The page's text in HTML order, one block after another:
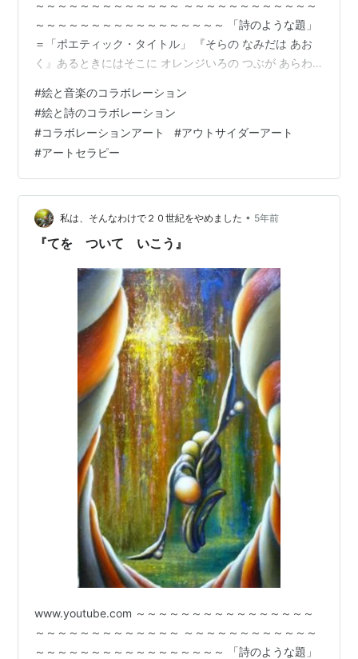
～～～～～～～～～～～～～ ～～～～～～～～～～～～
～～～～～～～～～～～～～～～～～ 「詩のような題」
＝「ポエティック・タイトル」 『そらの なみだは あお
く』あるときにはそこに オレンジいろの つぶが あらわ
はそんな ことも あるの かもしれない ひとが かなしめば
そらが ないてそらが ブルーの なみだを ながせばひとは
かなしみを ふかめる そして この せかい ぜんたいが かな
しみに そまった その ときにはきっと ブルーの あめの な
かに オレンジいろの つぶ…
#絵と音楽のコラボレーション
#絵と詩のコラボレーション
#コラボレーションアート #アウトサイダーアート
#アートセラピー
私は、そんなわけで２０世紀をやめました • 5年前
『てを ついて いこう』
www.youtube.com ～～～～～～～～～～～～～～～～
～～～～～～～～～～～～～ ～～～～～～～～～～～～
～～～～～～～～～～～～～～～～～ 「詩のような題」